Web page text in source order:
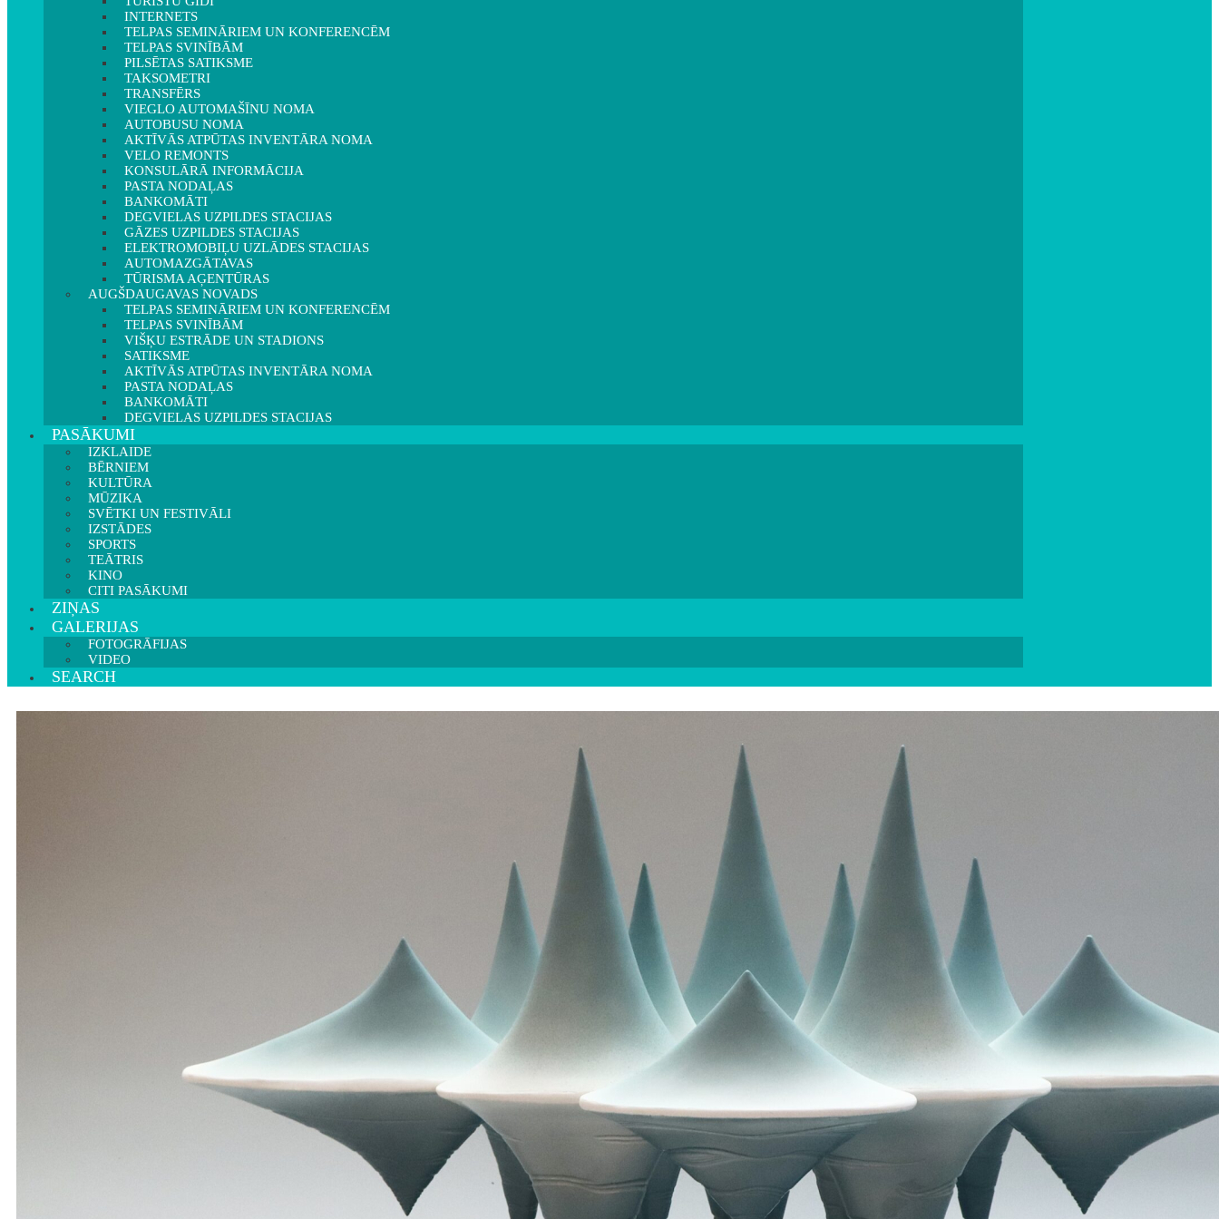
INTERNETS
TELPAS SEMINĀRIEM UN KONFERENCĒM
TELPAS SVINĪBĀM
PILSĒTAS SATIKSME
TAKSOMETRI
TRANSFĒRS
VIEGLO AUTOMAŠĪNU NOMA
AUTOBUSU NOMA
AKTĪVĀS ATPŪTAS INVENTĀRA NOMA
VELO REMONTS
KONSULĀRĀ INFORMĀCIJA
PASTA NODAĻAS
BANKOMĀTI
DEGVIELAS UZPILDES STACIJAS
GĀZES UZPILDES STACIJAS
ELEKTROMOBIĻU UZLĀDES STACIJAS
AUTOMAZGĀTAVAS
TŪRISMA AĢENTŪRAS
AUGŠDAUGAVAS NOVADS
TELPAS SEMINĀRIEM UN KONFERENCĒM
TELPAS SVINĪBĀM
VIŠĶU ESTRĀDE UN STADIONS
SATIKSME
AKTĪVĀS ATPŪTAS INVENTĀRA NOMA
PASTA NODAĻAS
BANKOMĀTI
DEGVIELAS UZPILDES STACIJAS
PASĀKUMI
IZKLAIDE
BĒRNIEM
KULTŪRA
MŪZIKA
SVĒTKI UN FESTIVĀLI
IZSTĀDES
SPORTS
TEĀTRIS
KINO
CITI PASĀKUMI
ZIŅAS
GALERIJAS
FOTOGRĀFIJAS
VIDEO
SEARCH